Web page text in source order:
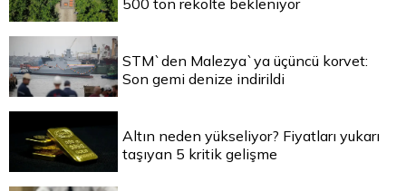
STM`den Malezya`ya üçüncü korvet:
Son gemi denize indirildi
Altın neden yükseliyor? Fiyatları yukarı
taşıyan 5 kritik gelişme